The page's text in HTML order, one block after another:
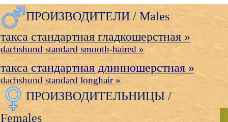
ПРОИЗВОДИТЕЛИ / Males
такса стандартная гладкошерстная »
dachshund standard smooth-haired »
такса стандартная длинношерстная »
dachshund standard longhair »
ПРОИЗВОДИТЕЛЬНИЦЫ /
Females